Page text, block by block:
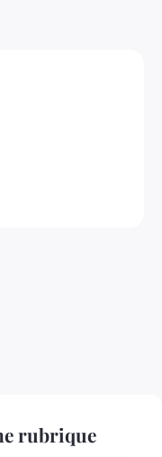
rubrique